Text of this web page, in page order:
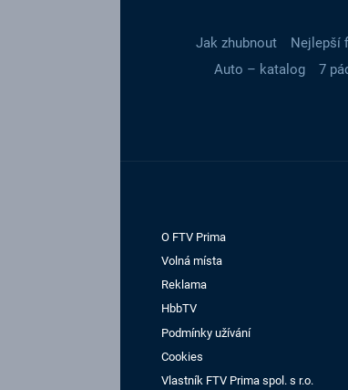
Jak zhubnout Nejlepší
Auto – katalog
7
O FTV Prima
Volná místa
Reklama
HbbTV
Podmínky užívání
Cookies
Vlastník FTV Prima spol. s r.o.